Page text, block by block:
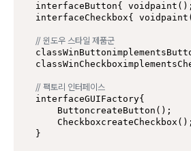
interfaceButton{
interfaceCheckbox{
// 윈도우 스타일 제품군
// 팩토리 인터페이스
interfaceGUIFactory{
    ButtoncreateButton();
    CheckboxcreateCheckbox();
}